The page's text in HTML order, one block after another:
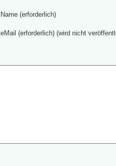
Name (erforderlich)
eMail (erforderlich) (wird nicht